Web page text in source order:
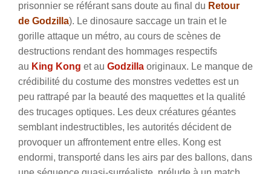
prisonnier se référant sans doute au final du Retour
de Godzilla). Le dinosaure saccage un train et le
gorille attaque un métro, au cours de scènes de
destructions rendant des hommages respectifs
au King Kong et au Godzilla originaux. Le manque de
crédibilité du costume des monstres vedettes est un
peu rattrapé par la beauté des maquettes et la qualité
des trucages optiques. Les deux créatures géantes
semblant indestructibles, les autorités décident de
provoquer un affrontement entre elles. Kong est
endormi, transporté dans les airs par des ballons, dans